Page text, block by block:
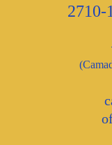
2710-